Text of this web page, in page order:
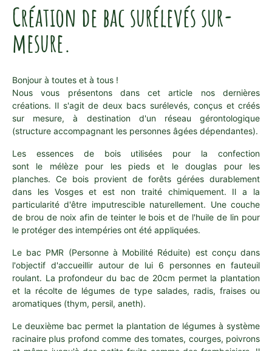
Création de bac surélevés sur-
mesure.
Bonjour à toutes et à tous !
Nous vous présentons dans cet article nos dernières
créations. Il s'agit de deux bacs surélevés, conçus et créés
sur mesure, à destination d'un réseau gérontologique
(structure accompagnant les personnes âgées dépendantes).
Les essences de bois utilisées pour la confection
sont le mélèze pour les pieds et le douglas pour les
planches. Ce bois provient de forêts gérées durablement
dans les Vosges et est non traité chimiquement. Il a la
particularité d'être imputrescible naturellement. Une couche
de brou de noix afin de teinter le bois et de l'huile de lin pour
le protéger des intempéries ont été appliquées.
Le bac PMR (Personne à Mobilité Réduite) est conçu dans
l'objectif d'accueillir autour de lui 6 personnes en fauteuil
roulant. La profondeur du bac de 20cm permet la plantation
et la récolte de légumes de type salades, radis, fraises ou
aromatiques (thym, persil, aneth).
Le deuxième bac permet la plantation de légumes à système
racinaire plus profond comme des tomates, courges, poivrons